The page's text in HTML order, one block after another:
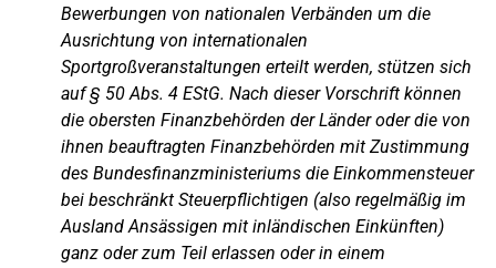
Bewerbungen von nationalen Verbänden um die
Ausrichtung von internationalen
Sportgroßveranstaltungen erteilt werden, stützen sich
auf § 50 Abs. 4 EStG. Nach dieser Vorschrift können
die obersten Finanzbehörden der Länder oder die von
ihnen beauftragten Finanzbehörden mit Zustimmung
des Bundesfinanzministeriums die Einkommensteuer
bei beschränkt Steuerpflichtigen (also regelmäßig im
Ausland Ansässigen mit inländischen Einkünften)
ganz oder zum Teil erlassen oder in einem